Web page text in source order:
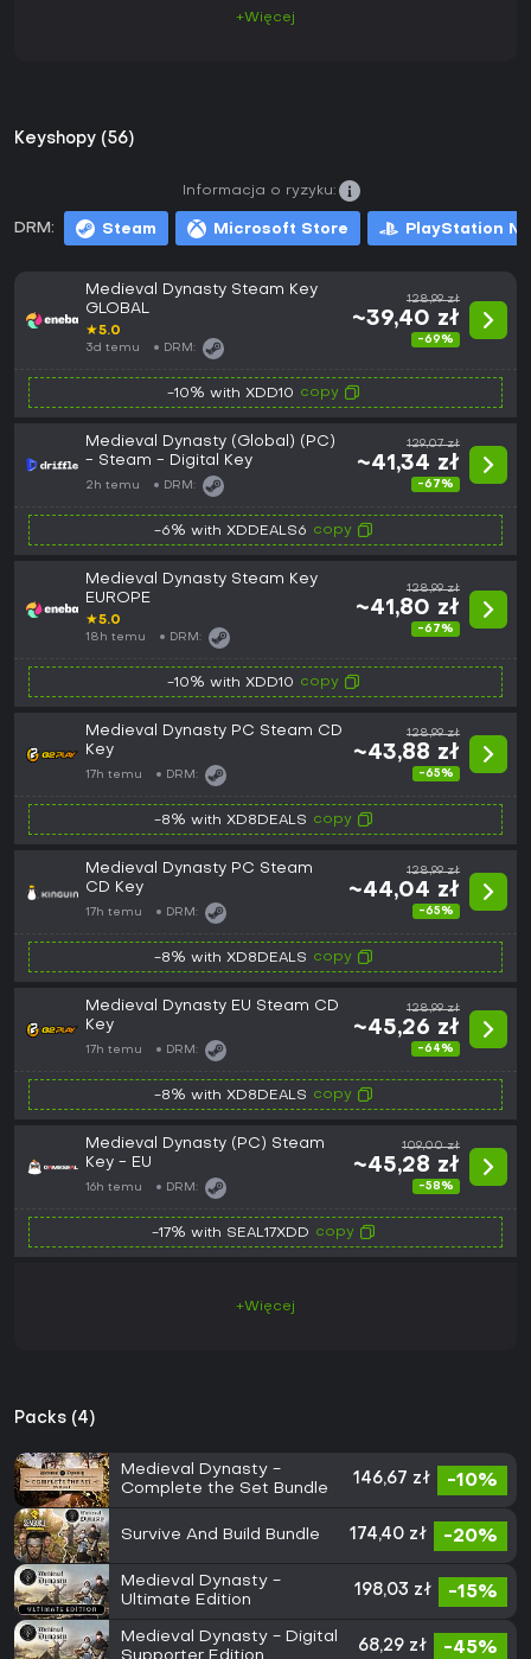
+Więcej
Keyshopy (56)
DRM: Steam Microsoft Store PlayStation
Informacja o ryzyku:
Medieval Dynasty Steam Key
GLOBAL
★5.0
3d temu DRM:
128,99 zł
~39,40 zł
-69%
-10% with XDD10 copy
Medieval Dynasty (Global) (PC)
- Steam - Digital Key
2h temu DRM:
129,07 zł
~41,34 zł
-67%
-6% with XDDEALS6 copy
Medieval Dynasty Steam Key
EUROPE
★5.0
18h temu DRM:
128,99 zł
~41,80 zł
-67%
-10% with XDD10 copy
Medieval Dynasty PC Steam CD
Key
17h temu DRM:
128,99 zł
~43,88 zł
-65%
-8% with XD8DEALS copy
Medieval Dynasty PC Steam
CD Key
17h temu DRM:
128,99 zł
~44,04 zł
-65%
-8% with XD8DEALS copy
Medieval Dynasty EU Steam CD
Key
17h temu DRM:
128,99 zł
~45,26 zł
-64%
-8% with XD8DEALS copy
Medieval Dynasty (PC) Steam
Key - EU
16h temu DRM:
109,00 zł
~45,28 zł
-58%
-17% with SEAL17XDD copy
+Więcej
Packs (4)
Medieval Dynasty -
Complete the Set Bundle
146,67 zł -10%
Survive And Build Bundle 174,40 zł -20%
Medieval Dynasty -
Ultimate Edition
198,03 zł -15%
Medieval Dynasty - Digital
68,29 zł -45%